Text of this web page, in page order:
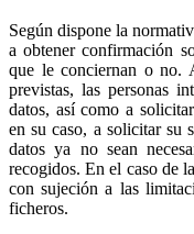
Según dispone la
a obtener confirmación
que le conciernan o no.
previstas, las personas
datos, así como a
en su caso, a solicitar su
datos ya no sean
recogidos. En el caso de
con sujeción a las
ficheros.